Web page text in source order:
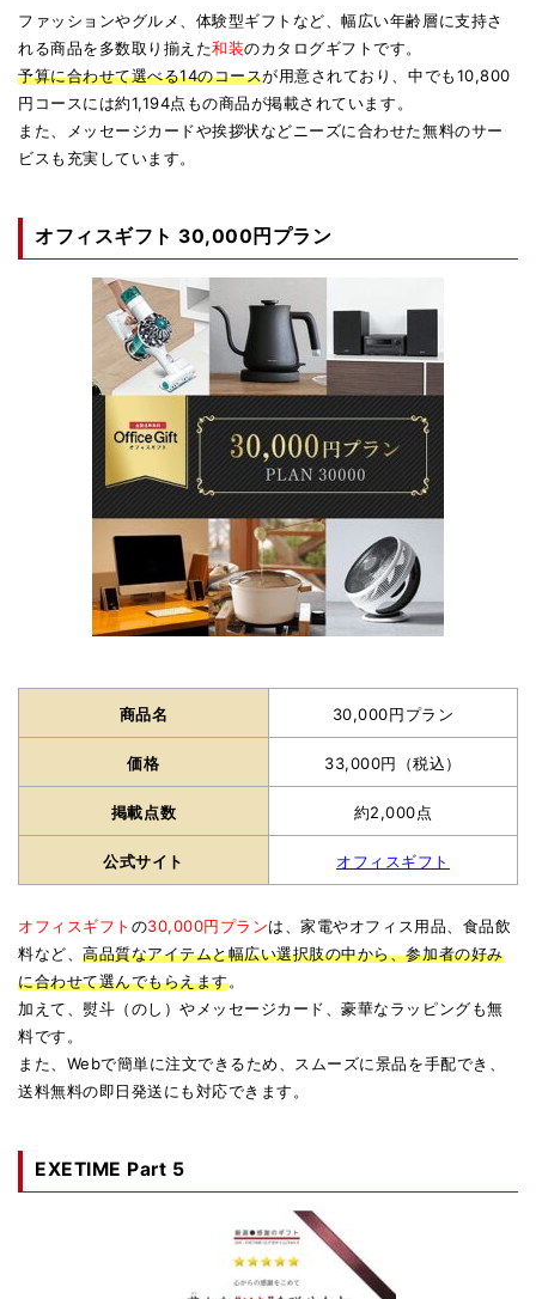
ファッションやグルメ、体験型ギフトなど、幅広い年齢層に支持さ
れる商品を多数取り揃えた和装のカタログギフトです。
予算に合わせて選べる14のコースが用意されており、中でも10,800
円コースには約1,194点もの商品が掲載されています。
また、メッセージカードや挨拶状などニーズに合わせた無料のサー
ビスも充実しています。
オフィスギフト 30,000円プラン
商品名 30,000円プラン
価格 33,000円（税込）
掲載点数 約2,000点
公式サイト オフィスギフト
オフィスギフト の30,000円プランは、家電やオフィス用品、食品飲
料など、高品質なアイテムと幅広い選択肢の中から、参加者の好み
に合わせて選んでもらえます。
加えて、熨斗（のし）やメッセージカード、豪華なラッピングも無
料です。
また、Webで簡単に注文できるため、スムーズに景品を手配でき、
送料無料の即日発送にも対応できます。
EXETIME Part 5